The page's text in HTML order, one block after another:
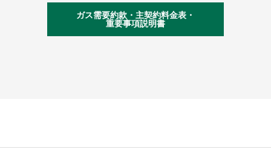
ガス需要約款・主契約料金表・
重要事項説明書